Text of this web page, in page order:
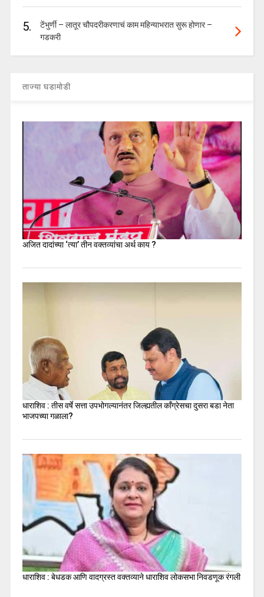
5.
टेंभुर्णी – लातूर चौपदरीकरणाचं काम महिन्याभरात सुरू होणार –
गडकरी
ताज्या घडामोडी
अजित दादांच्या ‘त्या’ तीन वक्तव्यांचा अर्थ काय ?
धाराशिव : तीस वर्षे सत्ता उपभोगल्यानंतर जिल्ह्यतील कॉंग्रेसचा दुसरा बडा नेता
भाजपच्या गळाला?
धाराशिव : बेधडक आणि वादग्रस्त वक्तव्याने धाराशिव लोकसभा निवडणूक रंगली